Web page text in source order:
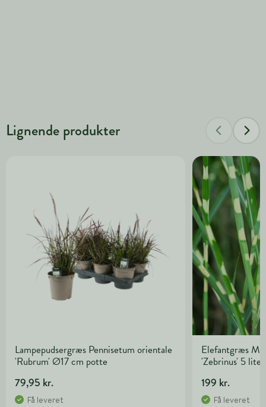
Lignende produkter
Lampepudsergræs Pennisetum orientale
'Rubrum' Ø17 cm potte
79,95 kr.
Få leveret
Elefantgræs
'Zebrinus' 5
199 kr.
Få leveret